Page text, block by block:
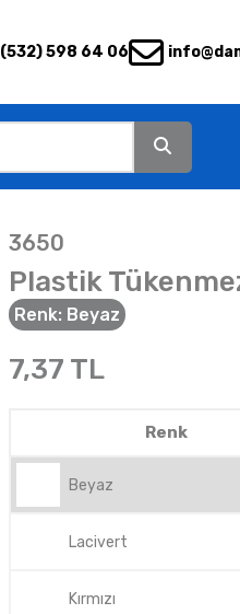
(532) 598 64 06
3650
Plastik
Renk: Beyaz
7,37 TL
Renk
Beyaz
Lacivert
Kırmızı